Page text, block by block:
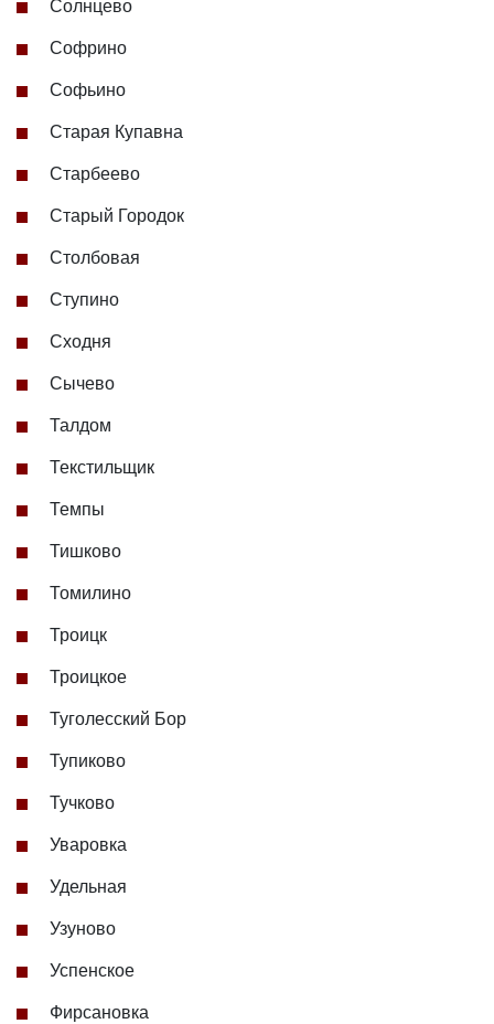
Солнцево
Софрино
Софьино
Старая Купавна
Старбеево
Старый Городок
Столбовая
Ступино
Сходня
Сычево
Талдом
Текстильщик
Темпы
Тишково
Томилино
Троицк
Троицкое
Туголесский Бор
Тупиково
Тучково
Уваровка
Удельная
Узуново
Успенское
Фирсановка